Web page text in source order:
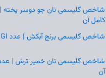
کامل آن
شاخص گلیسمی برنج آبکش | عدد GI و بررسی کامل آن
آن